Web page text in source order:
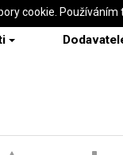
cookie. Používáním